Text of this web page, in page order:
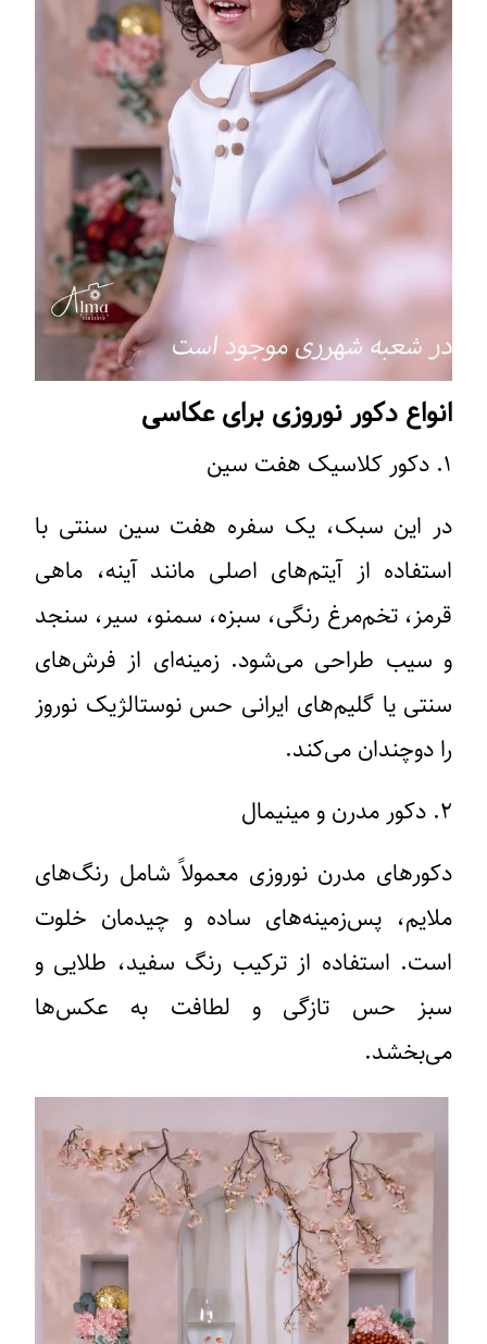
انواع دکور نوروزی برای عکاسی
۱. دکور کلاسیک هفت سین
در این سبک، یک سفره هفت سین سنتی با
استفاده از آیتم‌های اصلی مانند آینه، ماهی
قرمز، تخم‌مرغ رنگی، سبزه، سمنو، سیر، سنجد
و سیب طراحی می‌شود. زمینه‌ای از فرش‌های
سنتی یا گلیم‌های ایرانی حس نوستالژیک نوروز
را دوچندان می‌کند.
۲. دکور مدرن و مینیمال
دکورهای مدرن نوروزی معمولاً شامل رنگ‌های
ملایم، پس‌زمینه‌های ساده و چیدمان خلوت
است. استفاده از ترکیب رنگ سفید، طلایی و
سبز حس تازگی و لطافت به عکس‌ها
می‌بخشد.